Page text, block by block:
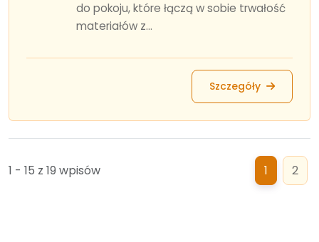
do pokoju, które łączą w sobie trwałość
materiałów z...
Szczegóły
1 - 15 z 19 wpisów 1 2